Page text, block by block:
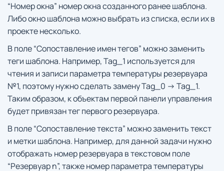
“Номер окна” номер окна созданного ранее шаблона.
Либо окно шаблона можно выбрать из списка, если их в
проекте несколько.
В поле “Сопоставление имен тегов” можно заменить
теги шаблона. Например, Tag_1 используется для
чтения и записи параметра температуры резервуара
№1, поэтому нужно сделать замену Tag_0 -> Tag_1.
Таким образом, к объектам первой панели управления
будет привязан тег первого резервуара.
В поле “Сопоставление текста” можно заменить текст
и метки шаблона. Например, для данной задачи нужно
отображать номер резервуара в текстовом поле
“Резервуар n”, также номер параметра температуры